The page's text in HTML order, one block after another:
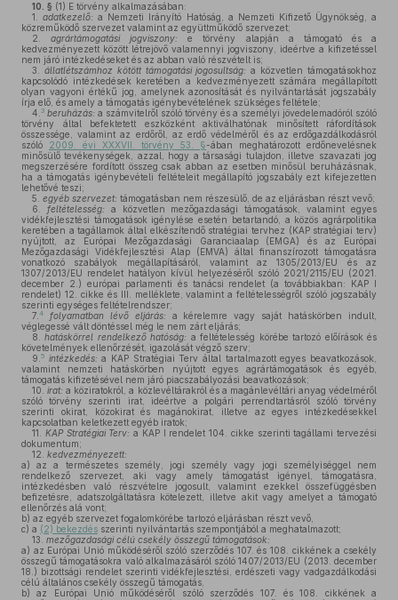
10. § (1) E törvény alkalmazásában:
1.
adatkezelő: a Nemzeti Irányító Hatóság, a Nemzeti Kifizető Ügynökség, a
közreműködő szervezet valamint az együttműködő szervezet;
2.
agrártámogatási jogviszony:
e törvény alapján a támogató és a
kedvezményezett között létrejövő valamennyi jogviszony, ideértve a kifizetéssel
nem járó intézkedéseket és az abban való részvételt is;
3.
állatlétszámhoz kötött támogatási jogosultság: a közvetlen támogatásokhoz
kapcsolódó intézkedések keretében a kedvezményezett számára megállapított
olyan vagyoni értékű jog, amelynek azonosítását és nyilvántartását jogszabály
írja elő, és amely a támogatás igénybevételének szükséges feltétele;
4. 3 beruházás: a számvitelről szóló törvény és a személyi jövedelemadóról szóló
törvény által befektetett eszközként aktiválhatónak minősített ráfordítások
összessége, valamint az erdőről, az erdő védelméről és az erdőgazdálkodásról
szóló 2009. évi XXXVII. törvény 53. §-ában meghatározott erdőnevelésnek
minősülő tevékenységek, azzal, hogy a társasági tulajdon, illetve szavazati jog
megszerzésére fordított összeg csak abban az esetben minősül beruházásnak,
ha a támogatás igénybevételi feltételeit megállapító jogszabály ezt kifejezetten
lehetővé teszi;
5. egyéb szervezet: támogatásban nem részesülő, de az eljárásban részt vevő;
6.
feltételesség: a közvetlen mezőgazdasági támogatások, valamint egyes
vidékfejlesztési támogatások igénylése esetén betartandó, a közös agrárpolitika
keretében a tagállamok által elkészítendő stratégiai tervhez (KAP stratégiai terv)
nyújtott, az Európai Mezőgazdasági Garanciaalap (EMGA) és az Európai
Mezőgazdasági Vidékfejlesztési Alap (EMVA) által finanszírozott támogatásra
vonatkozó szabályok megállapításáról, valamint az 1305/2013/EU és az
1307/2013/EU rendelet hatályon kívül helyezéséről szóló 2021/2115/EU (2021.
december 2.) európai parlamenti és tanácsi rendelet (a továbbiakban: KAP I
rendelet) 12. cikke és III. melléklete, valamint a feltételességről szóló jogszabály
szerinti egységes feltételrendszer;
7. 4 folyamatban lévő eljárás: a kérelemre vagy saját hatáskörben indult,
véglegessé vált döntéssel még le nem zárt eljárás;
8.
hatáskörrel rendelkező hatóság: a feltételesség körébe tartozó előírások és
követelmények ellenőrzését, igazolását végző szerv;
9. 5 intézkedés: a KAP Stratégiai Terv által tartalmazott egyes beavatkozások,
valamint nemzeti hatáskörben nyújtott egyes agrártámogatások és egyéb,
támogatás kifizetésével nem járó piacszabályozási beavatkozások;
10. irat: a köziratokról, a közlevéltárakról és a magánlevéltári anyag védelméről
szóló törvény szerinti irat, ideértve a polgári perrendtartásról szóló törvény
szerinti okirat, közokirat és magánokirat, illetve az egyes intézkedésekkel
kapcsolatban keletkezett egyéb iratok;
11.
KAP Stratégiai Terv: a KAP I rendelet 104. cikke szerinti tagállami tervezési
dokumentum;
12. kedvezményezett:
a) az a természetes személy, jogi személy vagy jogi személyiséggel nem
rendelkező szervezet, aki vagy amely támogatást igényel, támogatásra,
intézkedésben való részvételre jogosult, valamint ezekkel összefüggésben
befizetésre, adatszolgáltatásra kötelezett, illetve akit vagy amelyet a támogató
ellenőrzés alá vont;
b) az egyéb szervezet fogalomkörébe tartozó eljárásban részt vevő,
c) a (2) bekezdés szerinti nyilvántartás szempontjából a meghatalmazott;
13. mezőgazdasági célú csekély összegű támogatások:
a) az Európai Unió működéséről szóló szerződés 107. és 108. cikkének a csekély
összegű támogatásokra való alkalmazásáról szóló 1407/2013/EU (2013. december
18.) bizottsági rendelet szerinti vidékfejlesztési, erdészeti vagy vadgazdálkodási
célú általános csekély összegű támogatás,
b) az Európai Unió működéséről szóló szerződés 107. és 108. cikkének a